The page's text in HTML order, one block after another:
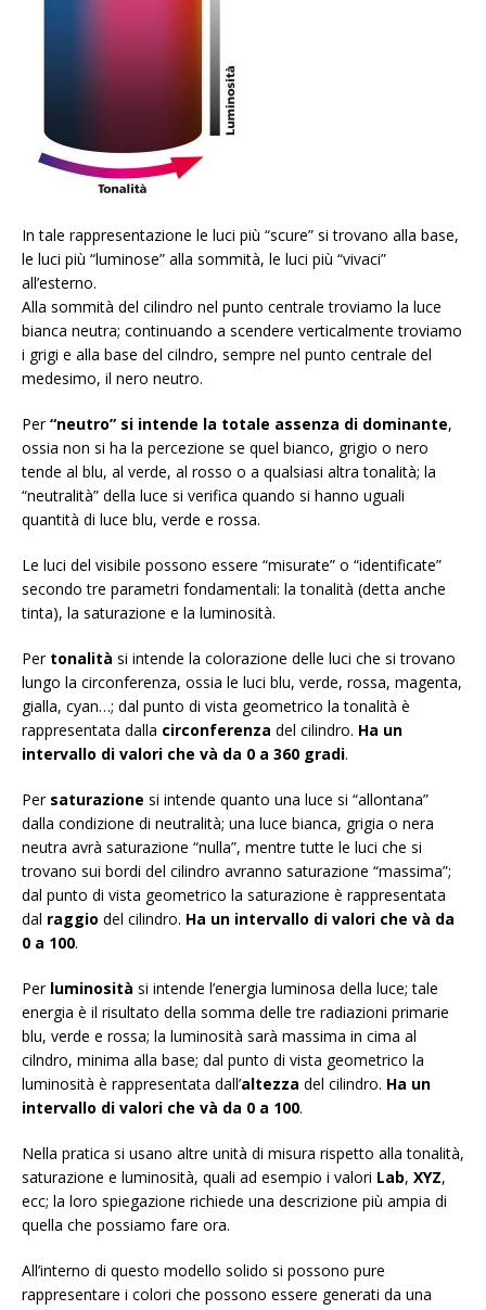
In tale rappresentazione le luci più “scure” si trovano alla base,
le luci più “luminose” alla sommità, le luci più “vivaci”
all’esterno.
Alla sommità del cilindro nel punto centrale troviamo la luce
bianca neutra; continuando a scendere verticalmente troviamo
i grigi e alla base del cilndro, sempre nel punto centrale del
medesimo, il nero neutro.
Per“neutro” si intende la totale assenza di dominante,
ossia non si ha la percezione se quel bianco, grigio o nero
tende al blu, al verde, al rosso o a qualsiasi altra tonalità; la
“neutralità” della luce si verifica quando si hanno uguali
quantità di luce blu, verde e rossa.
Le luci del visibile possono essere “misurate” o “identificate”
secondo tre parametri fondamentali: la tonalità (detta anche
tinta), la saturazione e la luminosità.
Per tonalità si intende la colorazione delle luci che si trovano
lungo la circonferenza, ossia le luci blu, verde, rossa, magenta,
gialla, cyan…; dal punto di vista geometrico la tonalità è
rappresentata dalla circonferenza del cilindro. Ha un
intervallo di valori che và da 0 a 360 gradi.
Per saturazione si intende quanto una luce si “allontana”
dalla condizione di neutralità; una luce bianca, grigia o nera
neutra avrà saturazione “nulla”, mentre tutte le luci che si
trovano sui bordi del cilindro avranno saturazione “massima”;
dal punto di vista geometrico la saturazione è rappresentata
dal raggio del cilindro. Ha un intervallo di valori che và da
0 a 100.
Per luminosità si intende l’energia luminosa della luce; tale
energia è il risultato della somma delle tre radiazioni primarie
blu, verde e rossa; la luminosità sarà massima in cima al
cilndro, minima alla base; dal punto di vista geometrico la
luminosità è rappresentata dall’altezza del cilindro. Ha un
intervallo di valori che và da 0 a 100.
Nella pratica si usano altre unità di misura rispetto alla tonalità,
saturazione e luminosità, quali ad esempio i valori Lab, XYZ,
ecc; la loro spiegazione richiede una descrizione più ampia di
quella che possiamo fare ora.
All’interno di questo modello solido si possono pure
rappresentare i colori che possono essere generati da una